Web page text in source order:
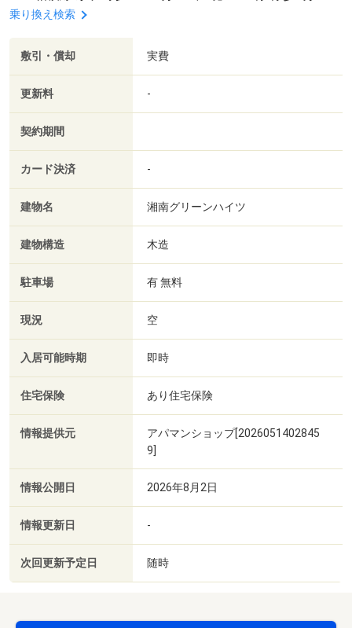
乗り換え検索
敷引・償却 実費
更新料 -
契約期間
カード決済 -
建物名 湘南グリーンハイツ
建物構造 木造
駐車場 有 無料
現況 空
入居可能時期 即時
住宅保険 あり住宅保険
情報提供元
アパマンショップ[2026051402845
9]
情報公開日 2026年8月2日
情報更新日 -
次回更新予定日 随時